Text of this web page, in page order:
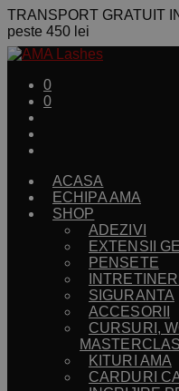
TRANSPORT GRATUIT
peste 450 lei
0
0
ACASA
ECHIPA AMA
SHOP
ADEZIVI
EXTENSII
PENSETE
SIGURANTA
ACCESORII
CURSURI,
KITURI AMA
CARDURI